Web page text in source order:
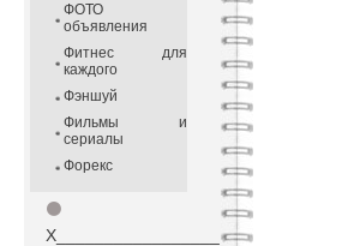
ФОТО
объявления
Фитнес для
каждого
Фэншуй
Фильмы и
сериалы
Форекс
⚫
Х_________________